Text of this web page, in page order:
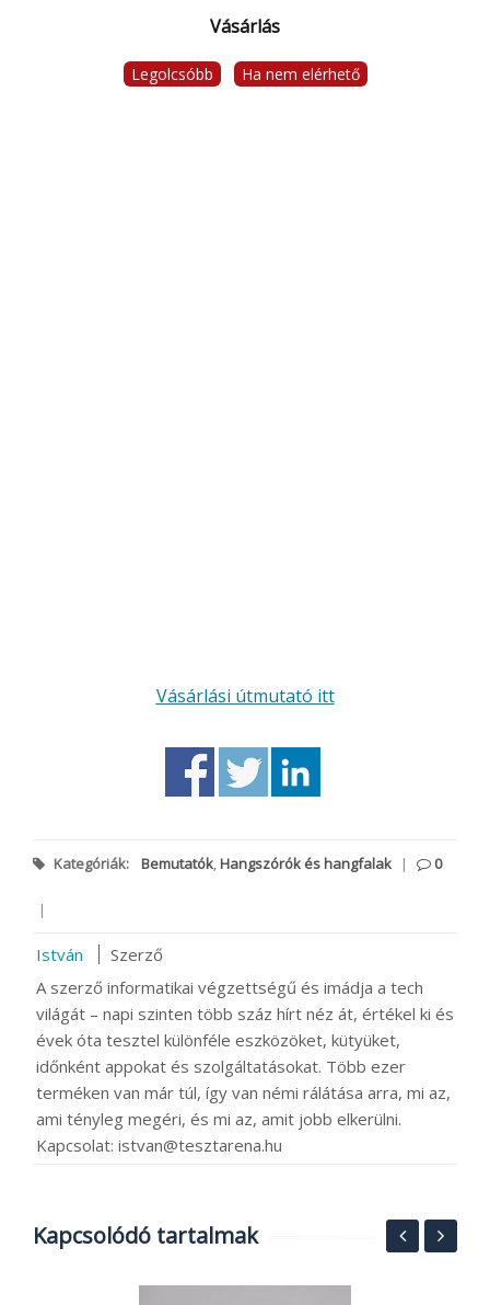
Vásárlás
Legolcsóbb Ha nem elérhető
Vásárlási útmutató itt
Kategóriák: Bemutatók,Hangszórók és hangfalak | 0
|
István
Szerző
A szerző informatikai végzettségű és imádja a tech
világát – napi szinten több száz hírt néz át, értékel ki és
évek óta tesztel különféle eszközöket, kütyüket,
időnként appokat és szolgáltatásokat. Több ezer
terméken van már túl, így van némi rálátása arra, mi az,
ami tényleg megéri, és mi az, amit jobb elkerülni.
Kapcsolat: istvan@tesztarena.hu
Kapcsolódó tartalmak